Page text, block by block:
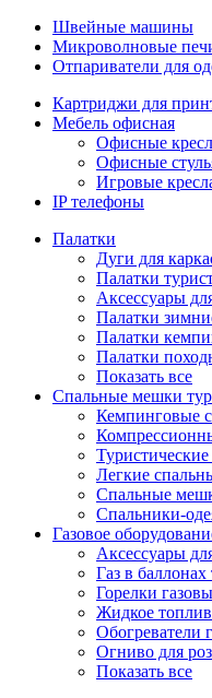
Швейные машины
Микроволновые
Отпариватели для
Картриджи для
Мебель офисная
Офисные
Офисные
Игровые
IP телефоны
Палатки
Дуги для
Палатки
Аксессуары
Палатки
Палатки
Палатки
Показать все
Спальные мешки
Кемпинговые
Легкие
Спальные
Спальники-
Газовое
Аксессуары
Газ в
Горелки
Жидкое
Обогреватели
Огниво для
Показать все